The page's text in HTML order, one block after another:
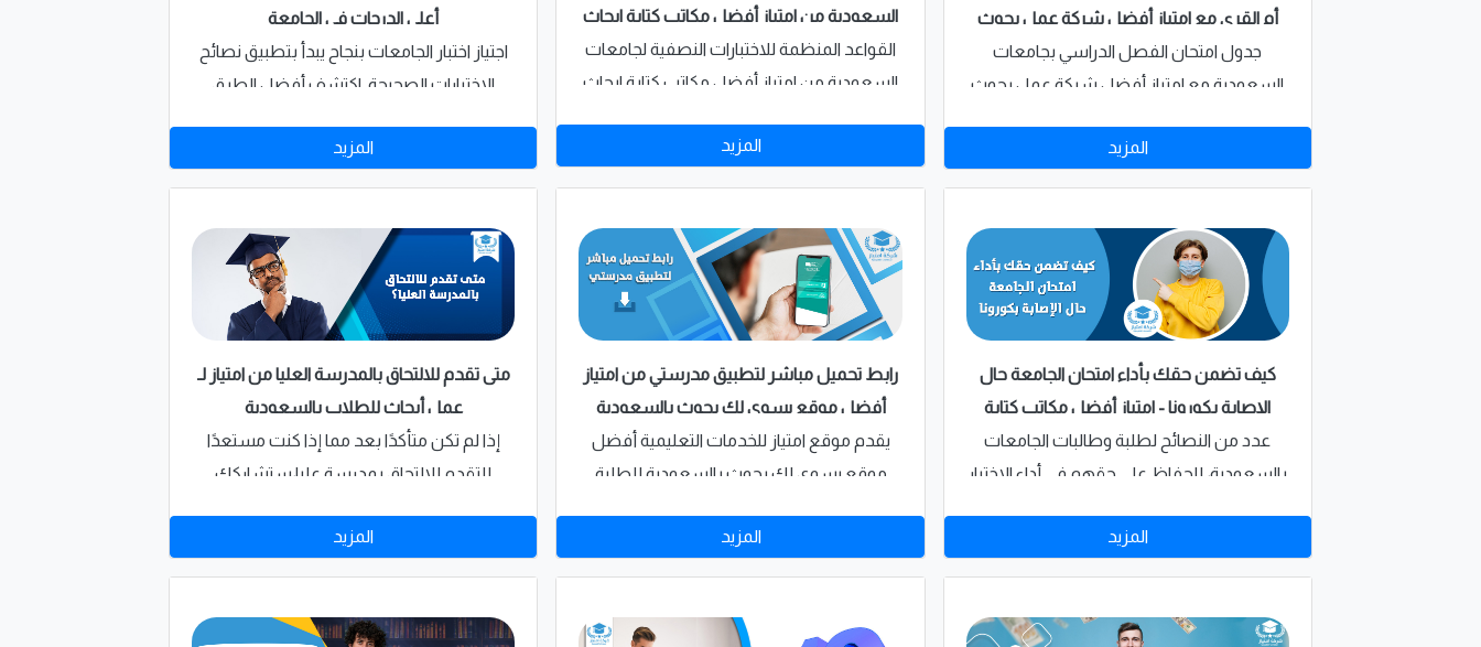
أم القرى مع امتياز أفضل شركة عمل بحوث
في السعودية
جدول امتحان الفصل الدراسي بجامعات
السعودية مع امتياز أفضل شركة عمل بحوث
ومن أجلكم
المزيد
السعودية من امتياز أفضل مكاتب كتابة ابحاث
بالسعودية
القواعد المنظمة للاختبارات النصفية لجامعات
السعودية من امتياز أفضل مكاتب كتابة ابحاث
المزيد
أعلى الدرجات في الجامعة
اجتياز اختبار الجامعات بنجاح يبدأ بتطبيق نصائح
الاختبارات الصحيحة. اكتشف أفضل الطرق
إمتياز للخدمات التعليمية
المزيد
كيف تضمن حقك بأداء امتحان الجامعة حال
الإصابة بكورونا - امتياز أفضل مكاتب كتابة
ابحاث بالسعودية؟
عدد من النصائح لطلبة وطالبات الجامعات
بالسعودية، للحفاظ على حقهم في أداء الاختبار
الدراسي الذي يتعذر الطالب عن حضوره في
الموعد المحدد
المزيد
رابط تحميل مباشر لتطبيق مدرستي من امتياز
أفضل موقع يسوي لك بحوث بالسعودية
يقدم موقع امتياز للخدمات التعليمية أفضل
موقع يسوي لك بحوث بالسعودية للطلبة
تحميل مباشر لتطبيق مدرستي السعودية، التي
يعتمد عليها الطلبة بشكل أساسي لاستكمال
المزيد
متى تقدم للالتحاق بالمدرسة العليا من امتياز لـ
عمل أبحاث للطلاب بالسعودية
إذا لم تكن متأكدًا بعد مما إذا كنت مستعدًا
للتقدم للالتحاق بمدرسة عليا،ستشاركك
للطلاب بالسعودية بعض الأسئلة التي يمكنك
تحديدها لذلك فاسأل نفسك هذه الأسئلة .
المزيد